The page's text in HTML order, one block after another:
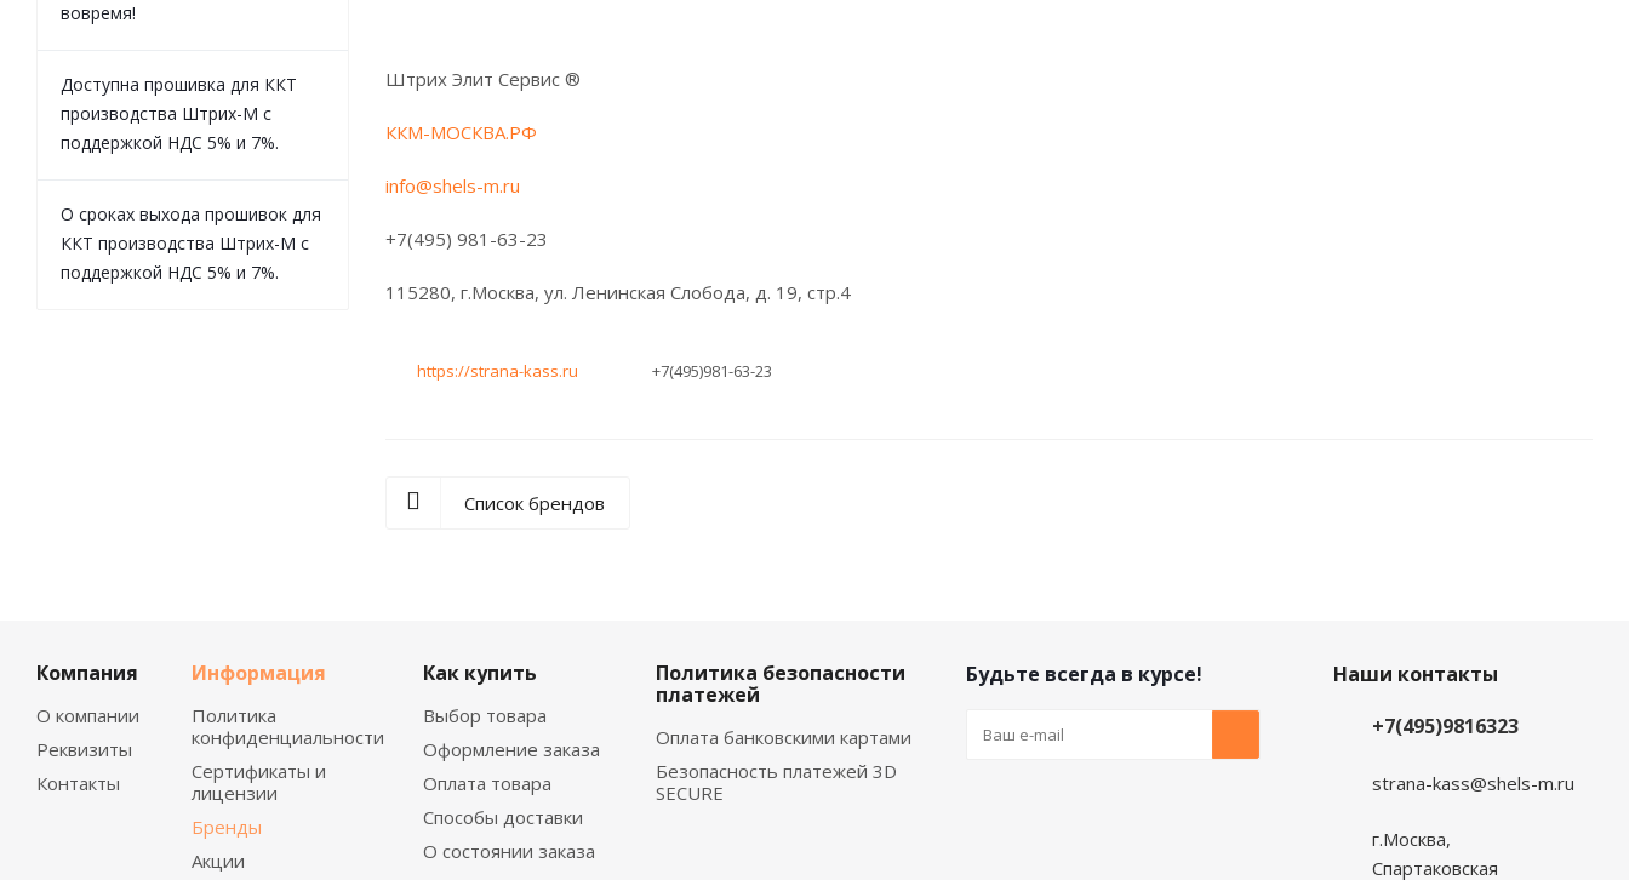
Штрих Элит Сервис ®
ККМ-МОСКВА.РФ
info@shels-m.ru
+7(495) 981-63-23
115280, г.Москвa, ул. Ленинская Слобода, д. 19, стр.4
https://strana-kass.ru +7(495)981-63-23
Список брендов
вовремя!
Доступна прошивка для ККТ
производства Штрих-М с
поддержкой НДС 5% и 7%.
О сроках выхода прошивок для
ККТ производства Штрих-М с
поддержкой НДС 5% и 7%.
Компания
О компании
Реквизиты
Контакты
Информация
Политика
конфиденциальности
Сертификаты и
лицензии
Бренды
Акции
Как купить
Выбор товара
Оформление заказа
Оплата товара
Способы доставки
О состоянии заказа
Политика безопасности
платежей
Оплата банковскими картами
Безопасность платежей 3D
SECURE
Будьте всегда в курсе!
Наши контакты
+7(495)9816323
strana-kass@shels-m.ru
г.Москва,
Спартаковская